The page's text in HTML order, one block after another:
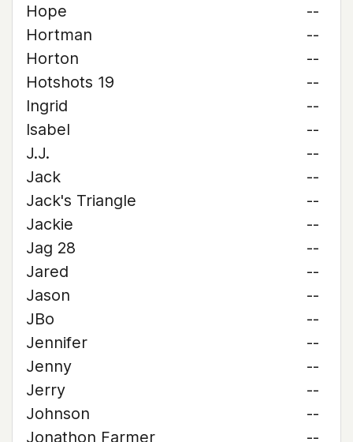
Hope
--
Hortman
--
Horton
--
Hotshots 19
--
Ingrid
--
Isabel
--
J.J.
--
Jack
--
Jack's Triangle
--
Jackie
--
Jag 28
--
Jared
--
Jason
--
JBo
--
Jennifer
--
Jenny
--
Jerry
--
Johnson
--
Jonathon Farmer
--